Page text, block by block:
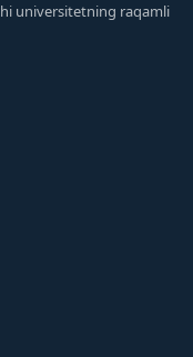
universitetning raqamli